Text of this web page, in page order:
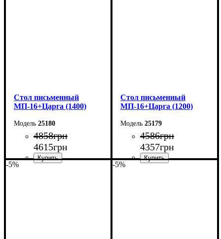
Cтол письменный
МП-16+Царга (1400)
25180
4858грн
4615грн
Cтол письменный
МП-16+Царга (1200)
25179
4586грн
4357грн
-5% -5%